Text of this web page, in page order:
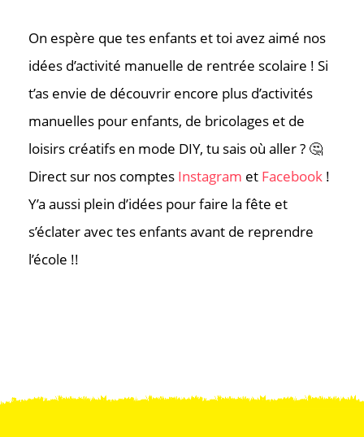
On espère que tes enfants et toi avez aimé nos
idées d’activité manuelle de rentrée scolaire ! Si
t’as envie de découvrir encore plus d’activités
manuelles pour enfants, de bricolages et de
loisirs créatifs en mode DIY, tu sais où aller ? 🤔
Direct sur nos comptes Instagram et Facebook !
Y’a aussi plein d’idées pour faire la fête et
s’éclater avec tes enfants avant de reprendre
l’école !!